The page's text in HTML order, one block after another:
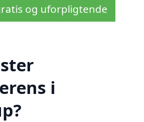
og uforpligtende
i